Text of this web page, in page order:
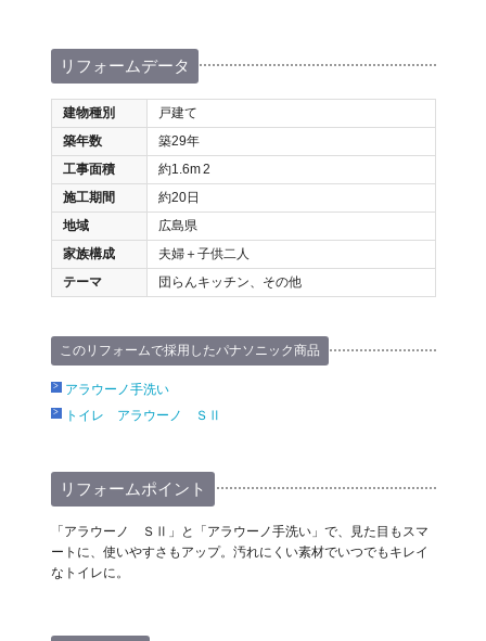
リフォームデータ
建物種別
戸建て
築年数
築29年
工事面積
約1.6m2
施工期間
約20日
地域
広島県
家族構成
夫婦＋子供二人
テーマ
団らんキッチン、その他
このリフォームで採用したパナソニック商品
アラウーノ手洗い
トイレ アラウーノ ＳⅡ
リフォームポイント
「アラウーノ ＳⅡ」と「アラウーノ手洗い」で、見た目もスマ
ートに、使いやすさもアップ。汚れにくい素材でいつでもキレイ
なトイレに。